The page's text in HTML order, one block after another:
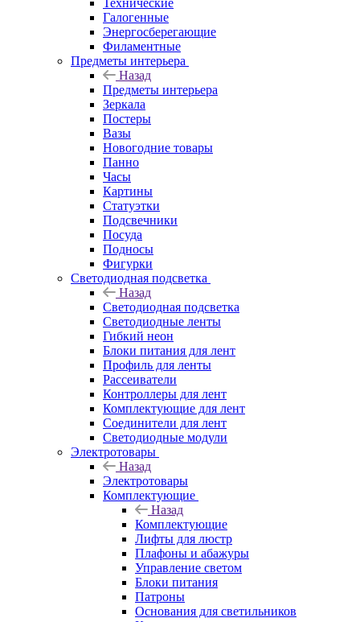
Технические
Галогенные
Энергосберегающие
Филаментные
Предметы интерьера
Назад
Предметы интерьера
Зеркала
Постеры
Вазы
Новогодние товары
Панно
Часы
Картины
Статуэтки
Подсвечники
Посуда
Подносы
Фигурки
Светодиодная подсветка
Назад
Светодиодная подсветка
Светодиодные ленты
Гибкий неон
Блоки питания для лент
Профиль для ленты
Рассеиватели
Контроллеры для лент
Комплектующие для лент
Соединители для лент
Светодиодные модули
Электротовары
Назад
Электротовары
Комплектующие
Назад
Комплектующие
Лифты для люстр
Плафоны и абажуры
Управление светом
Блоки питания
Патроны
Основания для светильников